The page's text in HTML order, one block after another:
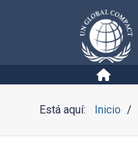
Está aquí: Inicio